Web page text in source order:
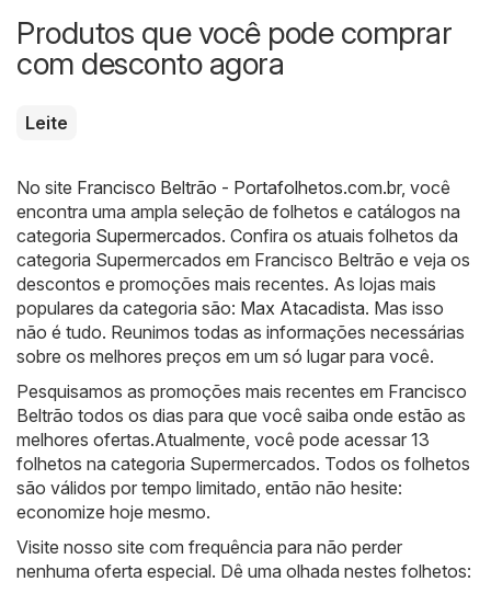
Produtos que você pode comprar
com desconto agora
Leite
No site Francisco Beltrão - Portafolhetos.com.br, você
encontra uma ampla seleção de folhetos e catálogos na
categoria Supermercados. Confira os atuais folhetos da
categoria Supermercados em Francisco Beltrão e veja os
descontos e promoções mais recentes. As lojas mais
populares da categoria são: Max Atacadista. Mas isso
não é tudo. Reunimos todas as informações necessárias
sobre os melhores preços em um só lugar para você.
Pesquisamos as promoções mais recentes em Francisco
Beltrão todos os dias para que você saiba onde estão as
melhores ofertas.Atualmente, você pode acessar 13
folhetos na categoria Supermercados. Todos os folhetos
são válidos por tempo limitado, então não hesite:
economize hoje mesmo.
Visite nosso site com frequência para não perder
nenhuma oferta especial. Dê uma olhada nestes folhetos: